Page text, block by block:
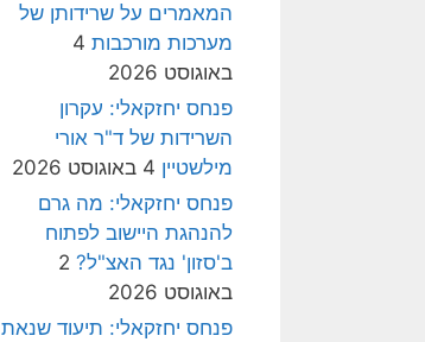
המאמרים על שרידותן של
מערכות מורכבות 4
באוגוסט 2026
פנחס יחזקאלי: עקרון
השרידות של ד"ר אורי
מילשטיין 4 באוגוסט 2026
פנחס יחזקאלי: מה גרם
להנהגת היישוב לפתוח
ב'סזון' נגד האצ"ל? 2
באוגוסט 2026
פנחס יחזקאלי: תיעוד שנאת